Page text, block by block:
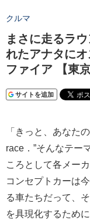
クルマ
まさに走るラ
れたアナタに
ファイア 【東
サイトを追加
「きっと、あなた
race．”そんなテー
ころとして各メー
コンセプトカーは
る車たちだって、
を具現化するため